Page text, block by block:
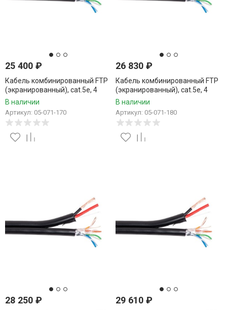
25 400 ₽
Кабель комбинированный FTP
(экранированный), cat.5e, 4
пары, CCA проводник +
питание 2x0.75, уличный, 170
метров
В наличии
Артикул: 05-071-170
26 830₽
Кабель комбинированный FTP
(экранированный), cat.5e, 4
пары, CCA проводник +
питание 2x0.75, уличный, 180
метров
В наличии
Артикул: 05-071-180
28 250 ₽ 29 610₽